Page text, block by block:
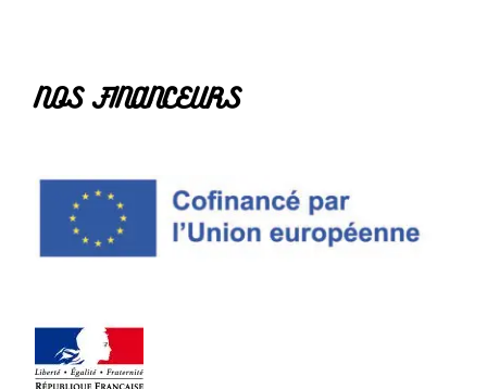
NOS FINANCEURS